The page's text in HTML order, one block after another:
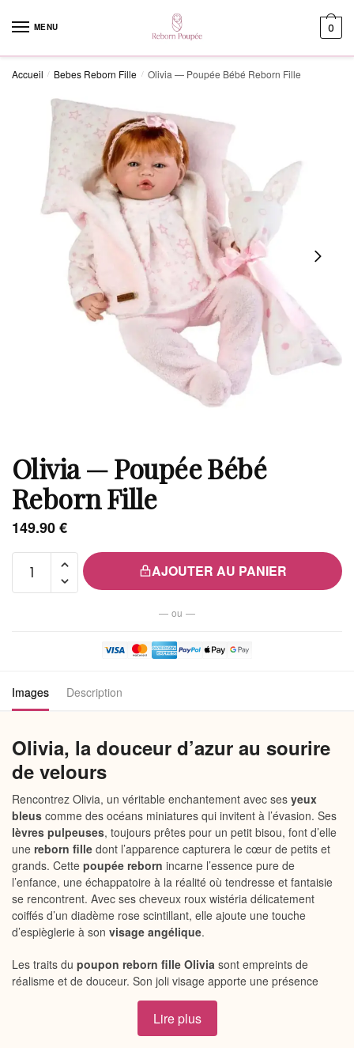
MENU 0
Accueil / Bebes Reborn Fille / Olivia — Poupée Bébé Reborn Fille
Olivia — Poupée Bébé
Reborn Fille
149.90€
Fille
AJOUTER AU PANIER
— ou —
Images Description
Olivia, la douceur d’azur au sourire
de velours
Rencontrez Olivia, un véritable enchantement avec ses yeux
bleus comme des océans miniatures qui invitent à l’évasion. Ses
lèvres pulpeuses, toujours prêtes pour un petit bisou, font d’elle
une reborn fille dont l’apparence capturera le cœur de petits et
grands. Cette poupée reborn incarne l’essence pure de
l’enfance, une échappatoire à la réalité où tendresse et fantaisie
se rencontrent. Avec ses cheveux roux wistéria délicatement
coiffés d’un diadème rose scintillant, elle ajoute une touche
d’espièglerie à son visage angélique.
Les traits du poupon reborn fille Olivia sont empreints de
réalisme et de douceur. Son joli visage apporte une présence
chaleureuse qui promet des instants de jeu enchanteurs et de
câlins réconfortants. Chaque détail a été soigneusement pensé,
des ongles délicatement manucurés à la texture soyeuse de ses
Lire plus